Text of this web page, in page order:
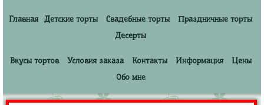
Главная Детские торты Свадебные торты
Праздничные торты
Десерты
Вкусы тортов Условия заказа Контакты Информация
Цены
Обо мне